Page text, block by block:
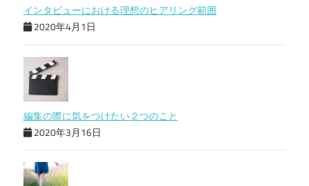
インタビューにおける理想のヒアリング範囲
2020年4月1日
編集の際に気をつけたい２つのこと
2020年3月16日